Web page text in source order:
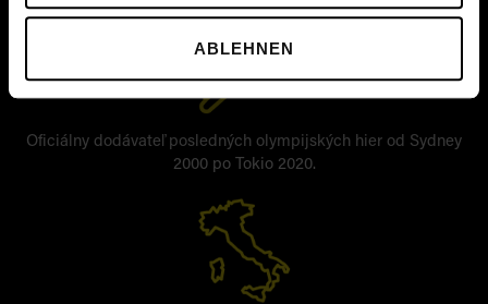
ABLEHNEN
Oficiálny dodávateľ posledných olympijských hier od Sydney
2000 po Tokio 2020.